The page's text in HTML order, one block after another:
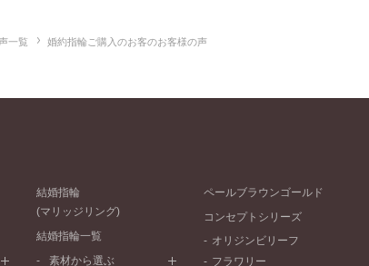
一覧 婚約指輪ご購入のお客のお客様の声
結婚指輪
(マリッジリング)
結婚指輪一覧
素材から選ぶ
ペールブラウンゴールド
コンセプトシリーズ
オリジンビリーフ
フラワリー